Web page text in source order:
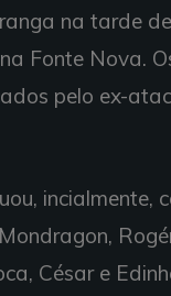
na tarde
Fonte Nova.
pelo ex-
incialmente,
César e